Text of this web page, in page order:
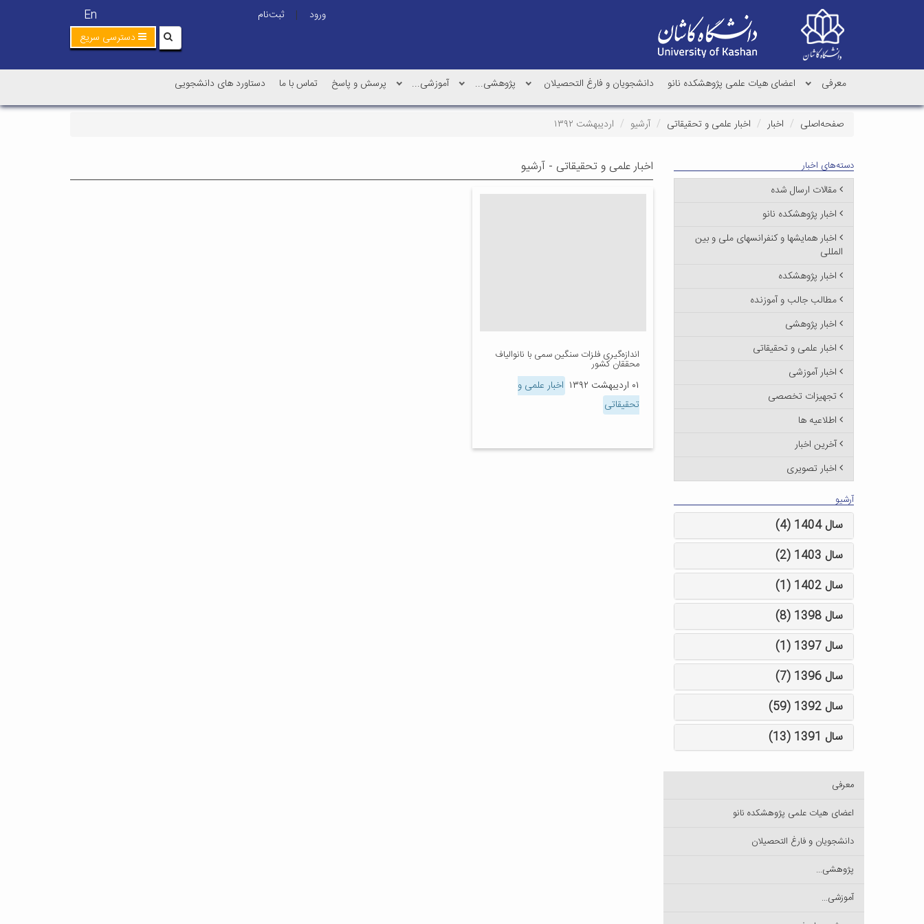
En ورود |
ثبت‌نام
دسترسی سریع
معرفی اعضای هیات علمی پژوهشکده نانو دانشجویان و فارغ التحصیلان پژوهشی... آموزشی... پرسش و پاسخ تماس با ما دستاورد های دانشجویی
صفحه‌اصلی اخبار اخبار علمی و تحقیقاتی آرشیو اردیبهشت ۱۳۹۲
اخبار علمی و تحقیقاتی - آرشیو
اندازه‌گیری فلزات سنگین سمی با نانوالیاف
محققان کشور
۰۱ اردیبهشت ۱۳۹۲
اخبار علمی و
تحقیقاتی
دسته‌های اخبار
مقالات ارسال شده
اخبار پژوهشکده نانو
اخبار همایشها و کنفرانسهای ملی و بین
المللی
اخبار پژوهشکده
مطالب جالب و آموزنده
اخبار پژوهشی
اخبار علمی و تحقیقاتی
اخبار آموزشی
تجهیزات تخصصی
اطلاعیه ها
آخرین اخبار
اخبار تصویری
آرشیو
سال 1404 (4)
سال 1403 (2)
سال 1402 (1)
سال 1398 (8)
سال 1397 (1)
سال 1396 (7)
سال 1392 (59)
سال 1391 (13)
معرفی
اعضای هیات علمی پژوهشکده نانو
دانشجویان و فارغ التحصیلان
پژوهشی...
آموزشی...